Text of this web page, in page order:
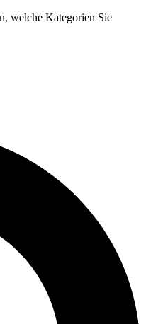
welche Kategorien Sie